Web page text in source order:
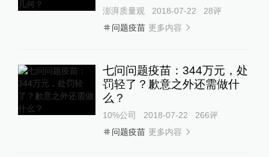
澎湃质量观 2018-07-22 28评
问题疫苗 更多内容
七问问题疫苗：344万元，处
罚轻了？歉意之外还需做什
么？
10%公司 2018-07-22 266评
问题疫苗 更多内容